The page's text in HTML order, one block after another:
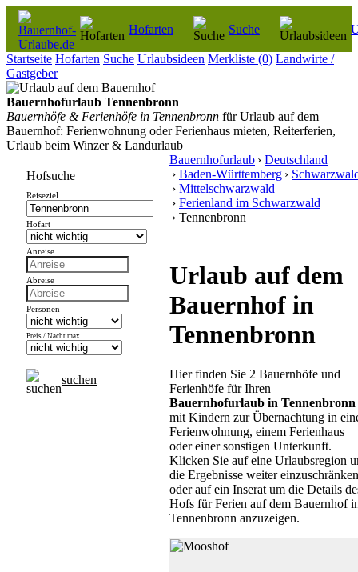
Hofarten Suche
Startseite Hofarten Suche Urlaubsideen Merkliste (0) Landwirte /
Gastgeber
Bauernhofurlaub Tennenbronn
Bauernhöfe & Ferienhöfe in Tennenbronn für Urlaub auf dem
Bauernhof: Ferienwohnung oder Ferienhaus mieten, Reiterferien,
Urlaub beim Winzer & Landurlaub
Hofsuche
Reiseziel
Hofart
Anreise
Abreise
Personen
Preis / Nacht max.
suchen
Bauernhofurlaub › Deutschland
› Baden-Württemberg ›
› Mittelschwarzwald
› Ferienland im Schwarzwald
› Tennenbronn
Urlaub auf dem
Bauernhof in
Tennenbronn
Hier finden Sie 2 Bauernhöfe und
Ferienhöfe für Ihren
Bauernhofurlaub in Tennenbronn
mit Kindern zur Übernachtung in
Ferienwohnung, einem Ferienhaus
oder einer sonstigen Unterkunft.
Klicken Sie auf eine Urlaubsregion
die Ergebnisse weiter
oder auf ein Inserat um die Details
Hofs für Ferien auf dem Bauernhof
Tennenbronn anzuzeigen.